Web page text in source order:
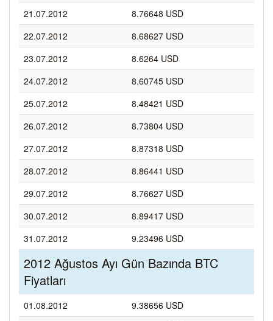
21.07.2012
8.76648 USD
22.07.2012
8.68627 USD
23.07.2012
8.6264 USD
24.07.2012
8.60745 USD
25.07.2012
8.48421 USD
26.07.2012
8.73804 USD
27.07.2012
8.87318 USD
28.07.2012
8.86441 USD
29.07.2012
8.76627 USD
30.07.2012
8.89417 USD
31.07.2012
9.23496 USD
2012 Ağustos Ayı Gün Bazında BTC
Fiyatları
01.08.2012
9.38656 USD